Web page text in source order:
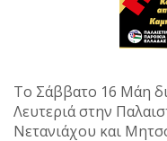
Το Σάββατο 16 Μάη
Λευτεριά στην
Νετανιάχου και